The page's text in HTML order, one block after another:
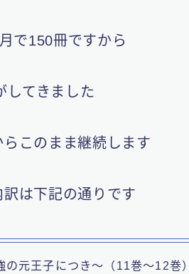
で150冊ですから
してきました
このまま継続します
は下記の通りです
元王子につき～（11巻～12巻）